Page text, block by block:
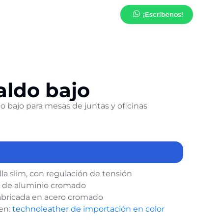
¡Escríbenos!
bajo
bajo para mesas de juntas y oficinas
slim, con regulación de tensión
de aluminio cromado
en acero cromado
technoleather de importación en color